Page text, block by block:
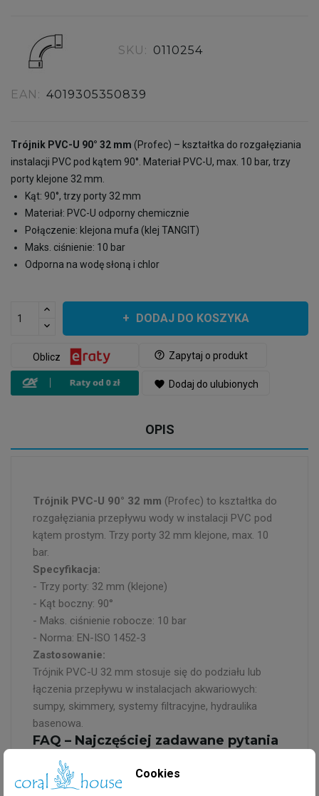
SKU: 0110254
EAN: 4019305350839
Trójnik PVC-U 90° 32 mm (Profec) – kształtka do rozgałęziania
instalacji PVC pod kątem 90°. Materiał PVC-U, max. 10 bar, trzy
porty klejone 32 mm.
Kąt: 90°, trzy porty 32 mm
Materiał: PVC-U odporny chemicznie
Połączenie: klejona mufa (klej TANGIT)
Maks. ciśnienie: 10 bar
Odporna na wodę słoną i chlor
DODAJ DO KOSZYKA
help_outline Zapytaj o produkt
Oblicz
favorite Dodaj do ulubionych
OPIS
Trójnik PVC-U 90° 32 mm (Profec) to kształtka do
rozgałęziania przepływu wody w instalacji PVC pod
kątem prostym. Trzy porty 32 mm klejone, max. 10
bar.
Specyfikacja:
- Trzy porty: 32 mm (klejone)
- Kąt boczny: 90°
- Maks. ciśnienie robocze: 10 bar
- Norma: EN-ISO 1452-3
Zastosowanie:
Trójnik PVC-U 32 mm stosuje się do podziału lub
łączenia przepływu w instalacjach akwariowych:
sumpy, skimmery, systemy filtracyjne, hydraulika
basenowa.
FAQ – Najczęściej zadawane pytania
Do czego służy trójnik PVC?
Trójnik pozwala na rozgałęzienie instalacji PVC –
Cookies